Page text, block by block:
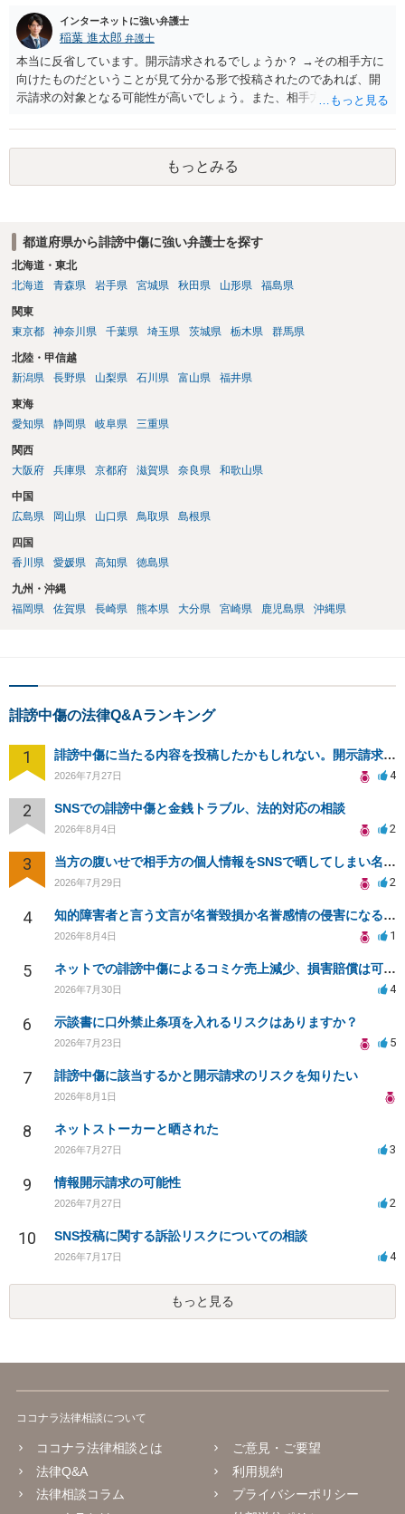
インターネットに強い弁護士
稲葉 進太郎 弁護士
本当に反省しています。開示請求されるでしょうか？ →その相手方に
向けたものだということが見て分かる形で投稿されたのであれば、開
示請求の対象となる可能性が高いでしょう。また、相手方の投稿した
と存じます。発信者情報開示請求が進むと、投稿に使った回線の契約
者のところに、意見照会がなされます。アカウント情報開示の場合
は、アカウントの登録メールに意見照会がなされます。 また、された
場合賠償金はいくらでしょうか。 →ケースバイケースであり、数万円
もっとみる
都道府県から誹謗中傷に強い弁護士を探す
北海道・東北
北海道
青森県 岩手県 宮城県 秋田県 山形県 福島県
関東
東京都
神奈川県 千葉県 埼玉県 茨城県 栃木県 群馬県
北陸・甲信越
新潟県
長野県 山梨県 石川県 富山県 福井県
東海
愛知県
静岡県 岐阜県 三重県
関西
大阪府
兵庫県 京都府 滋賀県 奈良県 和歌山県
中国
広島県
岡山県 山口県 鳥取県 島根県
四国
香川県
愛媛県 高知県 徳島県
九州・沖縄
福岡県
佐賀県 長崎県 熊本県 大分県 宮崎県 鹿児島県 沖縄県
誹謗中傷の法律Q&Aランキング
1 誹謗中傷に当たる内容を投稿したかもしれない。開示請求や民事刑事裁判に発展しうるのか教えて欲しい。
2026年7月27日 4
2 SNSでの誹謗中傷と金銭トラブル、法的対応の相談
2026年8月4日 2
3 当方の腹いせで相手方の個人情報をSNSで晒してしまい名誉毀損させてしまったかもしれない
2026年7月29日 2
4 知的障害者と言う文言が名誉毀損か名誉感情の侵害になるか教えてほしい。
2026年8月4日 1
5 ネットでの誹謗中傷によるコミケ売上減少、損害賠償は可能か？
2026年7月30日 4
6 示談書に口外禁止条項を入れるリスクはありますか？
2026年7月23日 5
7 誹謗中傷に該当するかと開示請求のリスクを知りたい
2026年8月1日
8 ネットストーカーと晒された
2026年7月27日 3
9 情報開示請求の可能性
2026年7月27日 2
10 SNS投稿に関する訴訟リスクについての相談
2026年7月17日 4
もっと見る
ココナラ法律相談について
ココナラ法律相談とは
法律Q&A
法律相談コラム
ご意見・ご要望
利用規約
プライバシーポリシー